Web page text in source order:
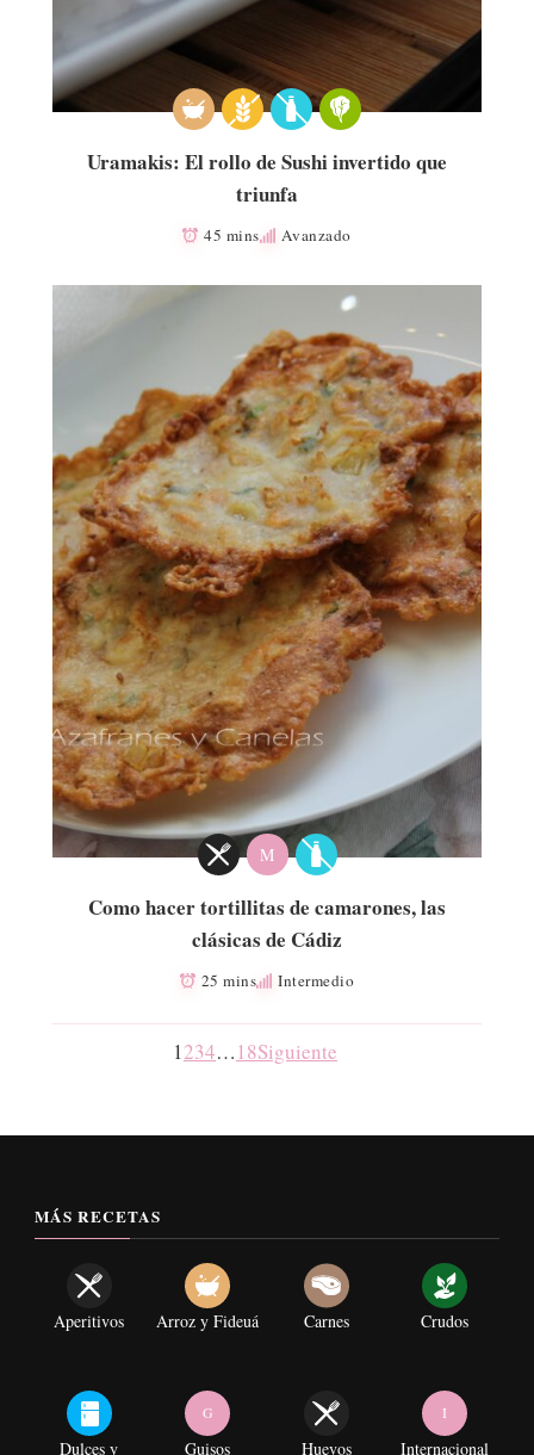
Uramakis: El rollo de Sushi invertido que
triunfa
45 mins Avanzado
M
Como hacer tortillitas de camarones, las
clásicas de Cádiz
25 mins Intermedio
1234…18Siguiente
MÁS RECETAS
Aperitivos Arroz y Fideuá Carnes Crudos
Dulces y
G
Guisos Huevos
I
Internacional